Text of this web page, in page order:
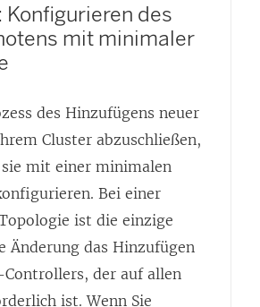
Konfigurieren des
mit minimaler
des Hinzufügens neuer
Cluster abzuschließen,
sie mit einer minimalen
Bei einer
ist die einzige
Änderung das Hinzufügen
Controllers, der auf allen
ist. Wenn Sie